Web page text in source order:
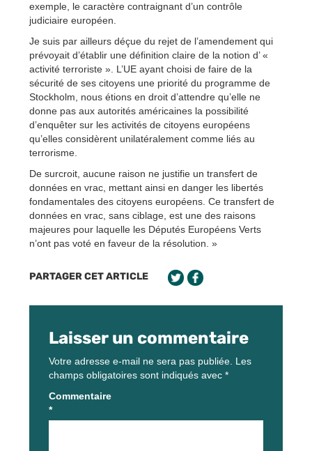
exemple, le caractère contraignant d’un contrôle
judiciaire européen.
Je suis par ailleurs déçue du rejet de l’amendement qui
prévoyait d’établir une définition claire de la notion d’ «
activité terroriste ». L’UE ayant choisi de faire de la
sécurité de ses citoyens une priorité du programme de
Stockholm, nous étions en droit d’attendre qu’elle ne
donne pas aux autorités américaines la possibilité
d’enquêter sur les activités de citoyens européens
qu’elles considèrent unilatéralement comme liés au
terrorisme.
De surcroit, aucune raison ne justifie un transfert de
données en vrac, mettant ainsi en danger les libertés
fondamentales des citoyens européens. Ce transfert de
données en vrac, sans ciblage, est une des raisons
majeures pour laquelle les Députés Européens Verts
n’ont pas voté en faveur de la résolution. »
PARTAGER CET ARTICLE
Laisser un commentaire
Votre adresse e-mail ne sera pas publiée. Les
champs obligatoires sont indiqués avec *
Commentaire
*